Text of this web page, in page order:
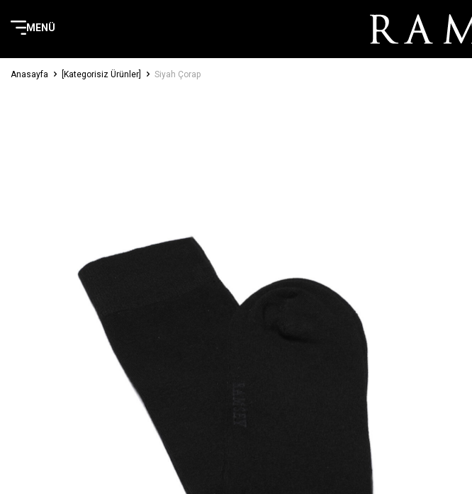
MENÜ
Anasayfa [Kategorisiz Ürünler] Siyah Çorap